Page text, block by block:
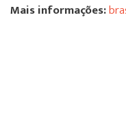
Mais informações: